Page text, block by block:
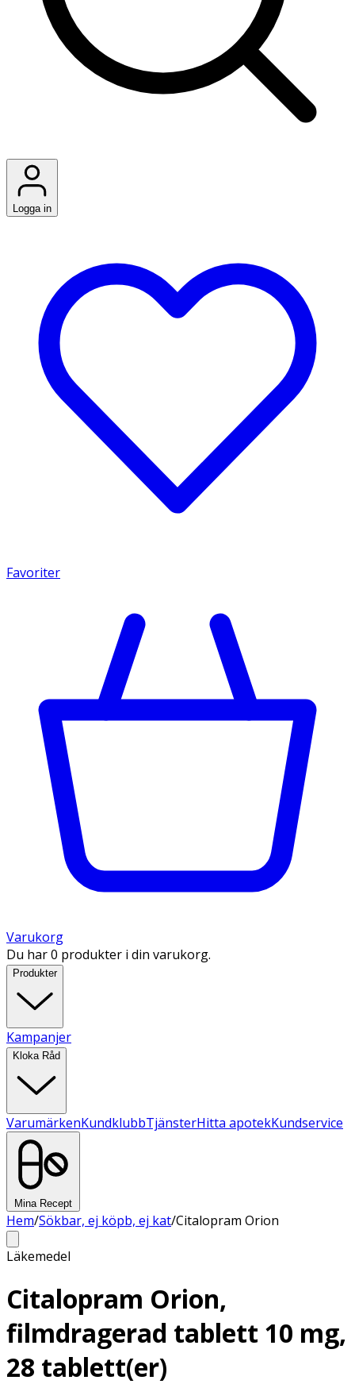
Logga in
Favoriter
Varukorg
Du har 0 produkter i din varukorg.
Produkter
Kampanjer
Kloka Råd
VarumärkenKundklubbTjänsterHitta apotekKundservice
Mina Recept
Hem/Sökbar, ej köpb, ej kat/Citalopram Orion
Läkemedel
Citalopram Orion,
filmdragerad tablett 10 mg,
28 tablett(er)